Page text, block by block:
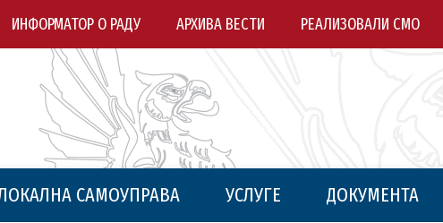
ИНФОРМАТОР О РАДУ АРХИВА ВЕСТИ РЕАЛИЗОВАЛИ СМО
САМОУПРАВА УСЛУГЕ ДОКУМЕНТА